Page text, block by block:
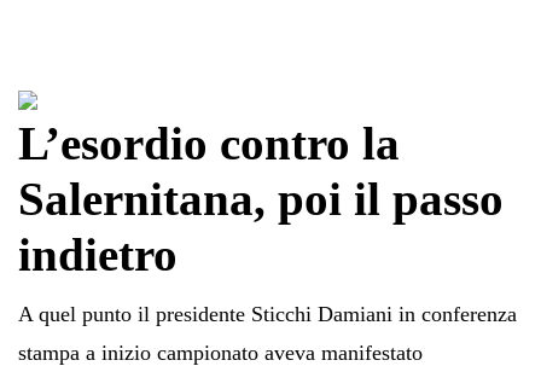
L’esordio contro la
Salernitana, poi il passo
indietro
A quel punto il presidente Sticchi Damiani in conferenza
stampa a inizio campionato aveva manifestato